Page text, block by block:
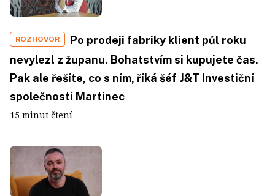
ROZHOVOR
Po prodeji fabriky klient půl roku
nevylezl z županu. Bohatstvím si kupujete čas.
Pak ale řešíte, co s ním, říká šéf J&T Investiční
společnosti Martinec
15 minut čtení